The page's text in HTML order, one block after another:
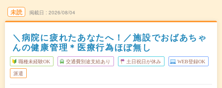
未読 掲載日 2026/08/04
＼病院に疲れたあなたへ！／施設でおばあちゃ
んの健康管理＊医療行為ほぼ無し
職種未経験OK 交通費別途支給あり 土日祝日が休み WEB登録OK
派遣